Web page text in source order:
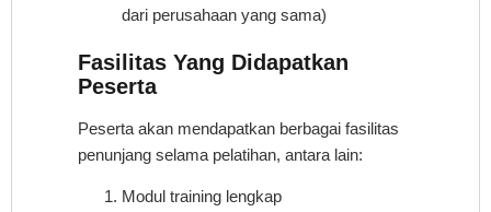
dari perusahaan yang sama)
Fasilitas Yang Didapatkan
Peserta
Peserta akan mendapatkan berbagai fasilitas
penunjang selama pelatihan, antara lain:
Modul training lengkap